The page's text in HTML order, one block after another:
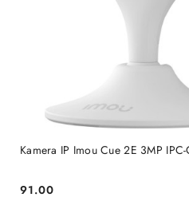
Kamera IP Imou Cue 2E 3MP
Cena:
91.00
DODAJ DO